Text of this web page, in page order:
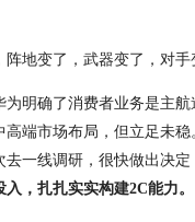
阵地变了，武器变了，对
为明确了消费者业务是主航
高端市场布局，但立足未
去一线调研，很快做出决定
，扎扎实实构建2C能力。